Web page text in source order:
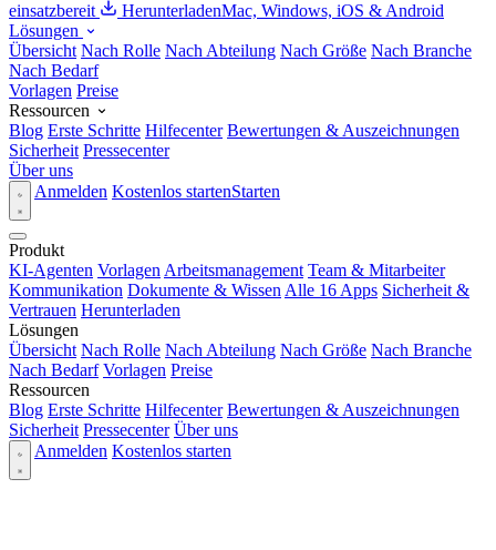
einsatzbereit
HerunterladenMac, Windows, iOS & Android
Lösungen
Übersicht Nach Rolle Nach Abteilung Nach Größe Nach Branche
Nach Bedarf
Vorlagen Preise
Ressourcen
Blog Erste Schritte Hilfecenter Bewertungen & Auszeichnungen
Sicherheit Pressecenter
Über uns
Anmelden Kostenlos startenStarten
Produkt
KI-Agenten Vorlagen Arbeitsmanagement Team & Mitarbeiter
Kommunikation Dokumente & Wissen Alle 16 Apps Sicherheit &
Vertrauen Herunterladen
Lösungen
Übersicht Nach Rolle Nach Abteilung Nach Größe Nach Branche
Nach Bedarf Vorlagen Preise
Ressourcen
Blog Erste Schritte Hilfecenter Bewertungen & Auszeichnungen
Sicherheit Pressecenter Über uns
Anmelden Kostenlos starten